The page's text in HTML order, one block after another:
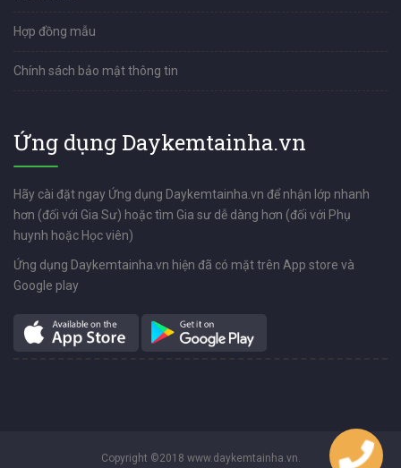
Hợp đồng mẫu
Chính sách bảo mật thông tin
Ứng dụng Daykemtainha.vn
Hãy cài đặt ngay Ứng dụng Daykemtainha.vn để nhận lớp nhanh
hơn (đối với Gia Sư) hoặc tìm Gia sư dễ dàng hơn (đối với Phụ
huynh hoặc Học viên)
Ứng dụng Daykemtainha.vn hiện đã có mặt trên App store và
Google play
Copyright ©2018 www.daykemtainha.vn.